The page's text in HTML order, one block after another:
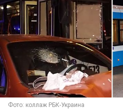
Фото: коллаж РБК-Украина